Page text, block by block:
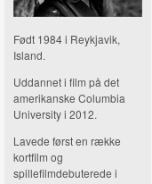
Født 1984 i Reykjavik,
Island.
Uddannet i film på det
amerikanske Columbia
University i 2012.
Lavede først en række
kortfilm og
spillefilmdebuterede i